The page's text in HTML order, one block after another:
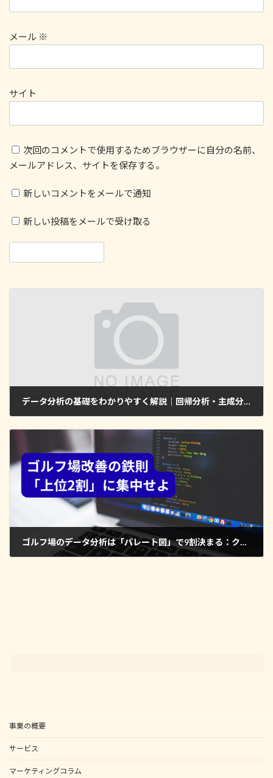
メール ※
サイト
次回のコメントで使用するためブラウザーに自分の名前、
メールアドレス、サイトを保存する。
新しいコメントをメールで通知
新しい投稿をメールで受け取る
データ分析の基礎をわかりやすく解説｜回帰分析・主成分分析・因子分析の違いと活用法
ゴルフ場のデータ分析は「パレート図」で9割決まる：クレーム・遅延・売上を最短で改善する方法
事業の概要
サービス
マーケティングコラム